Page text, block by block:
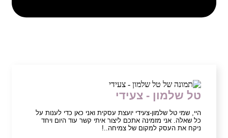
טל שלמון - צעידי
היי, שמי טל שלמון-צעידי יועצת עסקית ואני כאן כדי לענות על
כל שאלה. אני מזמינה אתכם ליצור איתי קשר עוד היום ויחד
ניקח את העסק למקום של צמיחה..!